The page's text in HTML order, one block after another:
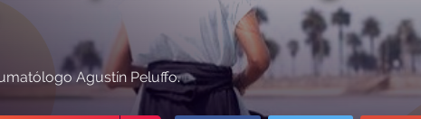
Agustín Peluffo.